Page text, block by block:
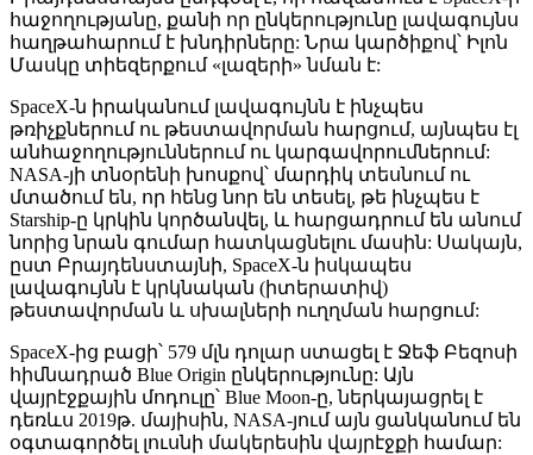
հաջողությանը, քանի որ ընկերությունը լավագույնս
հաղթահարում է խնդիրները: Նրա կարծիքով՝ Իլոն
Մասկը տիեզերքում «լազերի» նման է:
SpaceX-ն իրականում լավագույնն է ինչպես
թռիչքներում ու թեստավորման հարցում, այնպես էլ
անհաջողություններում ու կարգավորումներում:
NASA-յի տնօրենի խոսքով՝ մարդիկ տեսնում ու
մտածում են, որ հենց նոր են տեսել, թե ինչպես է
Starship-ը կրկին կործանվել, և հարցադրում են անում
նորից նրան գումար հատկացնելու մասին: Սակայն,
ըստ Բրայդենստայնի, SpaceX-ն իսկապես
լավագույնն է կրկնական (իտերատիվ)
թեստավորման և սխալների ուղղման հարցում:
SpaceX-ից բացի՝ 579 մլն դոլար ստացել է Ջեֆ Բեզոսի
հիմնադրած Blue Origin ընկերությունը: Այն
վայրէջքային մոդուլը՝ Blue Moon-ը, ներկայացրել է
դեռևս 2019թ. մայիսին, NASA-յում այն ցանկանում են
օգտագործել լուսնի մակերեսին վայրէջքի համար: